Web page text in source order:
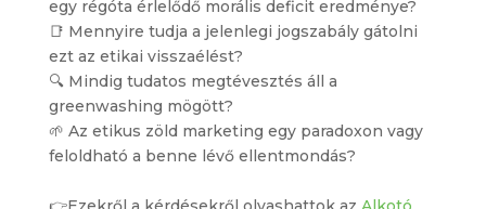
egy régóta érlelődő morális deficit eredménye?
📑 Mennyire tudja a jelenlegi jogszabály gátolni
ezt az etikai visszaélést?
🔍 Mindig tudatos megtévesztés áll a
greenwashing mögött?
🌱 Az etikus zöld marketing egy paradoxon vagy
feloldható a benne lévő ellentmondás?